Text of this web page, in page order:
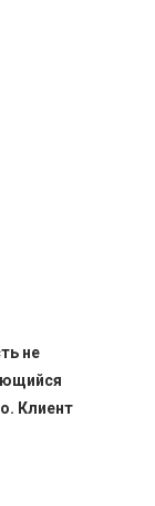
не
Клиент